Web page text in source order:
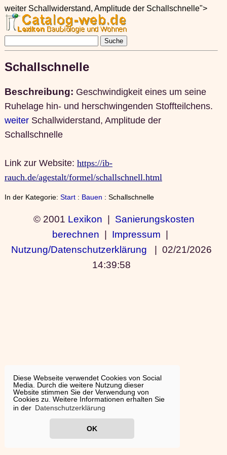
Diese Webseite verwendet Cookies von Social
Media. Durch die weitere Nutzung dieser
Website stimmen Sie der Verwendung von
Cookies zu. Weitere Informationen erhalten Sie
in der Datenschutzerklärung
OK
weiter Schallwiderstand, Amplitude der Schallschnelle">
Schallschnelle
Beschreibung: Geschwindigkeit eines um seine
Ruhelage hin- und herschwingenden Stoffteilchens.
weiterSchallwiderstand, Amplitude der
Schallschnelle
Link zur Website: https://ib-
rauch.de/agestalt/formel/schallschnell.html
In der Kategorie: Start: Bauen : Schallschnelle
© 2001 Lexikon | Sanierungskosten
berechnen | Impressum |
Nutzung/Datenschutzerklärung | 02/21/2026
14:39:58